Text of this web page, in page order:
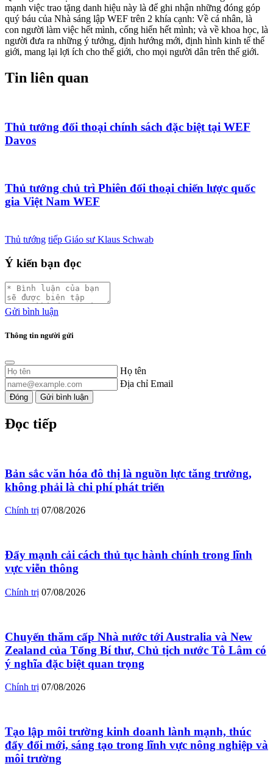
mạnh việc trao tặng danh hiệu này là để ghi nhận những đóng góp
quý báu của Nhà sáng lập WEF trên 2 khía cạnh: Về cá nhân, là
con người làm việc hết mình, cống hiến hết mình; và về khoa học, là
người đưa ra những ý tưởng, định hướng mới, định hình kinh tế thế
giới, mang lại lợi ích cho thế giới, cho mọi người dân trên thế giới.
Tin liên quan
Thủ tướng đối thoại chính sách đặc biệt tại WEF
Davos
Thủ tướng chủ trì Phiên đối thoại chiến lược quốc
gia Việt Nam WEF
Thủ tướng tiếp Giáo sư Klaus Schwab
Ý kiến bạn đọc
Gửi bình luận
Thông tin người gửi
Họ tên
Địa chỉ Email
Đóng Gửi bình luận
Đọc tiếp
Bản sắc văn hóa đô thị là nguồn lực tăng trưởng,
không phải là chi phí phát triển
Chính trị 07/08/2026
Đẩy mạnh cải cách thủ tục hành chính trong lĩnh
vực viễn thông
Chính trị 07/08/2026
Chuyến thăm cấp Nhà nước tới Australia và New
Zealand của Tổng Bí thư, Chủ tịch nước Tô Lâm có
ý nghĩa đặc biệt quan trọng
Chính trị 07/08/2026
Tạo lập môi trường kinh doanh lành mạnh, thúc
đẩy đổi mới, sáng tạo trong lĩnh vực nông nghiệp và
môi trường